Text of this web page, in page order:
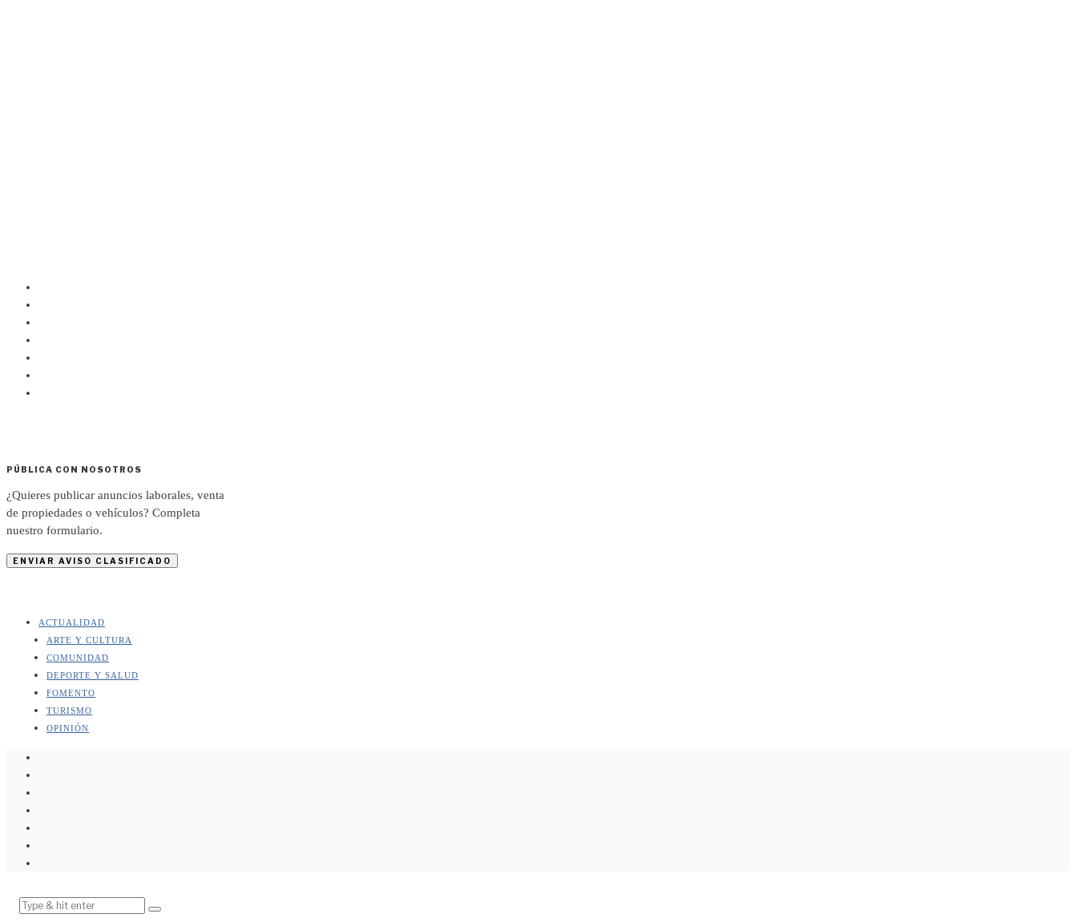
PÚBLICA CON NOSOTROS
¿Quieres publicar anuncios laborales, venta
de propiedades o vehículos? Completa
nuestro formulario.
ENVIAR AVISO CLASIFICADO
ACTUALIDAD
ARTE Y CULTURA
COMUNIDAD
DEPORTE Y SALUD
FOMENTO
TURISMO
OPINIÓN